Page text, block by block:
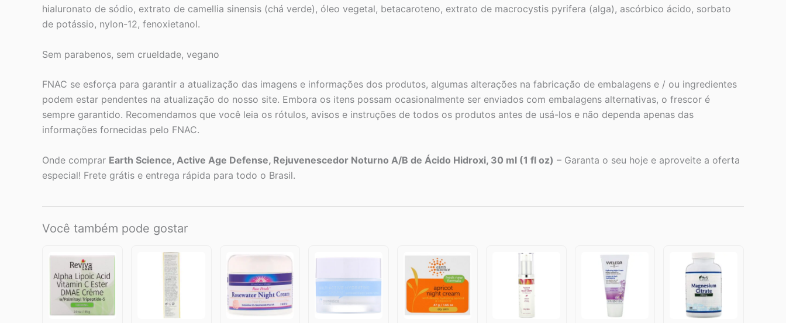
hialuronato de sódio, extrato de camellia sinensis (chá verde), óleo vegetal, betacaroteno, extrato de macrocystis pyrifera (alga), ascórbico ácido, sorbato
de potássio, nylon-12, fenoxietanol.
Sem parabenos, sem crueldade, vegano
FNAC se esforça para garantir a atualização das imagens e informações dos produtos, algumas alterações na fabricação de embalagens e / ou ingredientes
podem estar pendentes na atualização do nosso site. Embora os itens possam ocasionalmente ser enviados com embalagens alternativas, o frescor é
sempre garantido. Recomendamos que você leia os rótulos, avisos e instruções de todos os produtos antes de usá-los e não dependa apenas das
informações fornecidas pelo FNAC.
Onde comprar Earth Science, Active Age Defense, Rejuvenescedor Noturno A/B de Ácido Hidroxi, 30 ml (1 fl oz) – Garanta o seu hoje e aproveite a oferta
especial! Frete grátis e entrega rápida para todo o Brasil.
Você também pode gostar